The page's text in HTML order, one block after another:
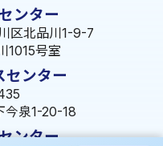
ンター
区北品川1-9-7
1015号室
センター
今泉1-20-18
ンター